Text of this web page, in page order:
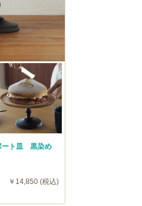
ート皿 黒染め
￥14,850 (税込)